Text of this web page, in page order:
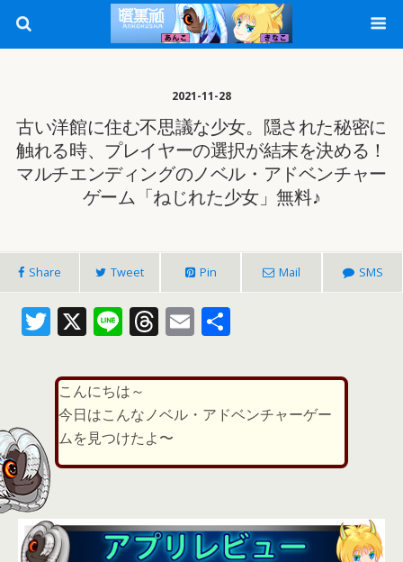
2021-11-28
古い洋館に住む不思議な少女。隠された秘密に
触れる時、プレイヤーの選択が結末を決める！
マルチエンディングのノベル・アドベンチャー
ゲーム「ねじれた少女」無料♪
Share Tweet Pin Mail SMS
T
itt
er
X Li
e
T
re
a
d
s
E
ai
l
こんにちは～
今日はこんなノベル・アドベンチャーゲー
ムを見つけたよ〜